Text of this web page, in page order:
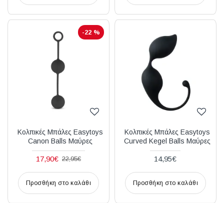
-22 %
Κολπικές Μπάλες Easytoys
Canon Balls Μαύρες
17,90€ 22,95€
Προσθήκη στο καλάθι
Κολπικές Μπάλες Easytoys
Curved Kegel Balls Μαύρες
14,95€
Προσθήκη στο καλάθι